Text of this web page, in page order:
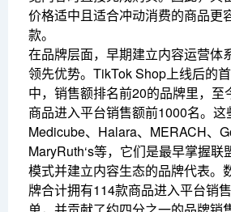
价格适中且适合冲动消费的商品更
款。
在品牌层面，早期建立内容运营体
领先优势。TikTok Shop上线后的
中，销售额排名前20的品牌里，至
商品进入平台销售额前1000名。这
Medicube、Halara、MERACH、
MaryRuth‘s等，它们是最早掌握联
模式并建立内容生态的品牌代表。
牌合计拥有114款商品进入平台销